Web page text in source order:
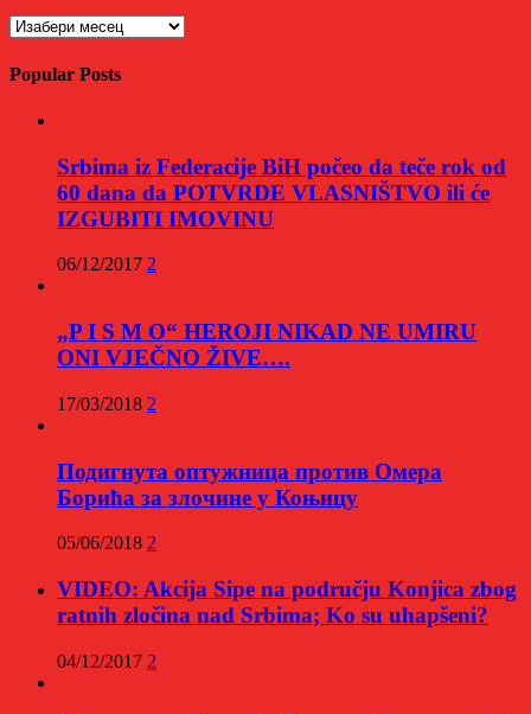
Архиве
Popular Posts
Srbima iz Federacije BiH počeo da teče rok od
60 dana da POTVRDE VLASNIŠTVO ili će
IZGUBITI IMOVINU
06/12/2017 2
„P I S M O“ HEROJI NIKAD NE UMIRU
ONI VJEČNO ŽIVE….
17/03/2018 2
Подигнута оптужница против Омера
Борића за злочине у Коњицу
05/06/2018 2
VIDEO: Akcija Sipe na području Konjica zbog
ratnih zločina nad Srbima; Ko su uhapšeni?
04/12/2017 2